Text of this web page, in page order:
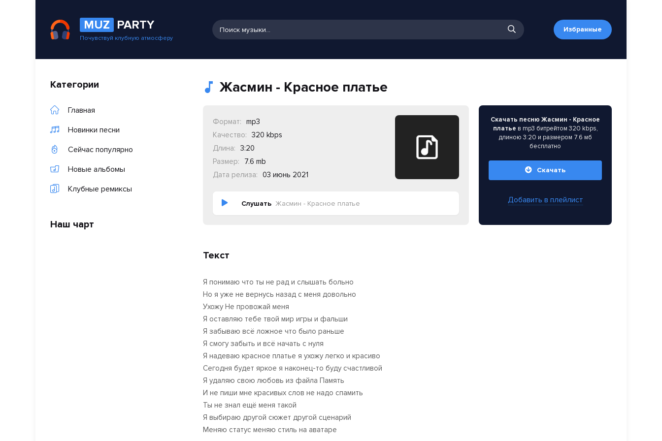
MUZ PARTY
Почувствуй клубную атмосферу
Избранные
Категории
Главная
Новинки песни
Сейчас популярно
Новые альбомы
Клубные ремиксы
Наш чарт
Жасмин - Красное платье
Формат:
mp3
Качество:
320 kbps
Длина:
3:20
Размер:
7.6 mb
Дата релиза:
03 июнь 2021
Слушать Жасмин - Красное платье
Скачать песню Жасмин - Красное
платье в mp3 битрейтом 320 kbps,
длиною 3:20 и размером 7.6 мб
бесплатно
Скачать
Добавить в плейлист
Текст
Я понимаю что ты не рад и слышать больно
Но я уже не вернусь назад с меня довольно
Ухожу Не провожай меня
Я оставляю тебе твой мир игры и фальши
Я забываю всё ложное что было раньше
Я смогу забыть и всё начать с нуля
Я надеваю красное платье я ухожу легко и красиво
Сегодня будет яркое я наконец-то буду счастливой
Я удаляю свою любовь из файла Память
И не пиши мне красивых слов не надо спамить
Ты не знал ещё меня такой
Я выбираю другой сюжет другой сценарий
Меняю статус меняю стиль на аватаре